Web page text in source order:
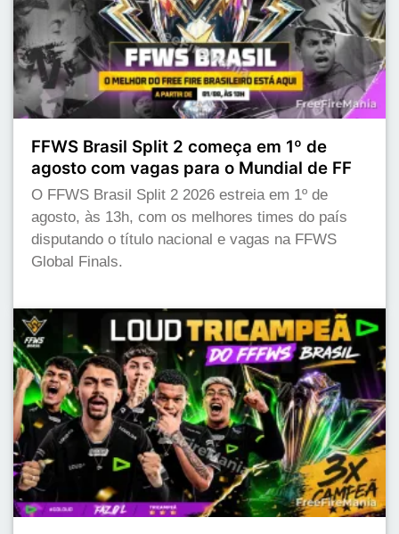
FFWS Brasil Split 2 começa em 1º de
agosto com vagas para o Mundial de FF
O FFWS Brasil Split 2 2026 estreia em 1º de
agosto, às 13h, com os melhores times do país
disputando o título nacional e vagas na FFWS
Global Finals.